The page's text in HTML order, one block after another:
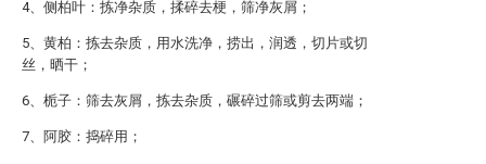
4、侧柏叶：拣净杂质，揉碎去梗，筛净灰屑；
5、黄柏：拣去杂质，用水洗净，捞出，润透，切片或切
丝，晒干；
6、栀子：筛去灰屑，拣去杂质，碾碎过筛或剪去两端；
7、阿胶：捣碎用；